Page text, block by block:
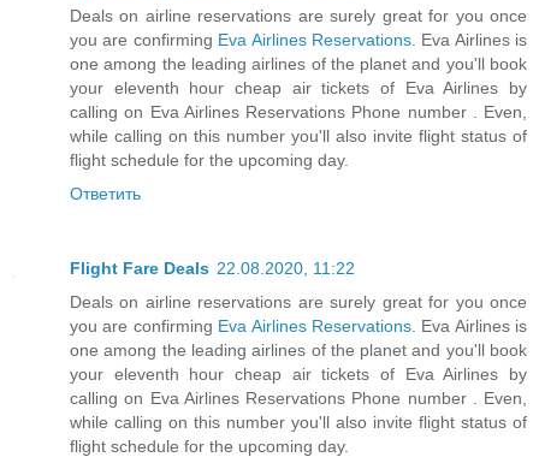
Deals on airline reservations are surely great for you once
you are confirming Eva Airlines Reservations. Eva Airlines is
one among the leading airlines of the planet and you'll book
your eleventh hour cheap air tickets of Eva Airlines by
calling on Eva Airlines Reservations Phone number . Even,
while calling on this number you'll also invite flight status of
flight schedule for the upcoming day.
Ответить
Flight Fare Deals 22.08.2020, 11:22
Deals on airline reservations are surely great for you once
you are confirming Eva Airlines Reservations. Eva Airlines is
one among the leading airlines of the planet and you'll book
your eleventh hour cheap air tickets of Eva Airlines by
calling on Eva Airlines Reservations Phone number . Even,
while calling on this number you'll also invite flight status of
flight schedule for the upcoming day.